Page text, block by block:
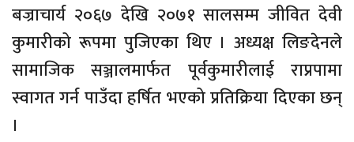
बज्राचार्य २०६७ देखि २०७१ सालसम्म जीवित देवी
कुमारीको रूपमा पुजिएका थिए । अध्यक्ष लिङदेनले
सामाजिक सञ्जालमार्फत पूर्वकुमारीलाई राप्रपामा
स्वागत गर्न पाउँदा हर्षित भएको प्रतिक्रिया दिएका छन्
।